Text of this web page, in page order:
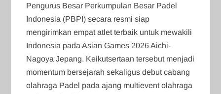
Pengurus Besar Perkumpulan Besar Padel
Indonesia (PBPI) secara resmi siap
mengirimkan empat atlet terbaik untuk mewakili
Indonesia pada Asian Games 2026 Aichi-
Nagoya Jepang. Keikutsertaan tersebut menjadi
momentum bersejarah sekaligus debut cabang
olahraga Padel pada ajang multievent olahraga